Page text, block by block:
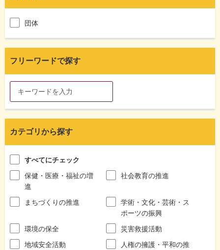
団体
フリーワードで探す
カテゴリから探す
すべてにチェック
保健・医療・福祉の増
進
社会教育の推進
まちづくりの推進
学術・文化・芸術・ス
ポーツの振興
環境の保全
災害救援活動
地域安全活動
人権の擁護・平和の推